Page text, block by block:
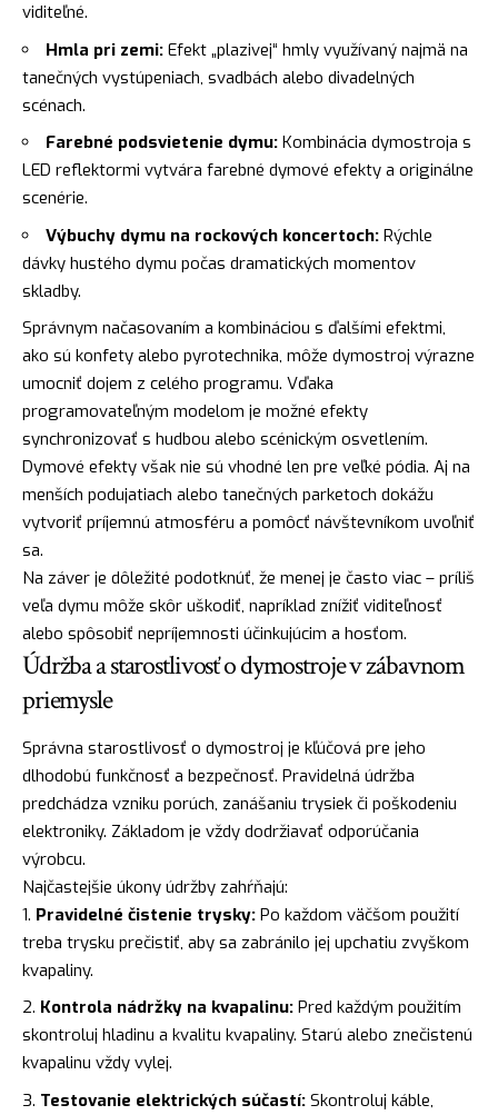
viditeľné.
Hmla pri zemi: Efekt „plazivej“ hmly využívaný najmä na
tanečných vystúpeniach, svadbách alebo divadelných
scénach.
Farebné podsvietenie dymu: Kombinácia dymostroja s
LED reflektormi vytvára farebné dymové efekty a originálne
scenérie.
Výbuchy dymu na rockových koncertoch: Rýchle
dávky hustého dymu počas dramatických momentov
skladby.
Správnym načasovaním a kombináciou s ďalšími efektmi,
ako sú konfety alebo pyrotechnika, môže dymostroj výrazne
umocniť dojem z celého programu. Vďaka
programovateľným modelom je možné efekty
synchronizovať s hudbou alebo scénickým osvetlením.
Dymové efekty však nie sú vhodné len pre veľké pódia. Aj na
menších podujatiach alebo tanečných parketoch dokážu
vytvoriť príjemnú atmosféru a pomôcť návštevníkom uvoľniť
sa.
Na záver je dôležité podotknúť, že menej je často viac – príliš
veľa dymu môže skôr uškodiť, napríklad znížiť viditeľnosť
alebo spôsobiť nepríjemnosti účinkujúcim a hosťom.
Údržba a starostlivosť o dymostroje v zábavnom
priemysle
Správna starostlivosť o dymostroj je kľúčová pre jeho
dlhodobú funkčnosť a bezpečnosť. Pravidelná údržba
predchádza vzniku porúch, zanášaniu trysiek či poškodeniu
elektroniky. Základom je vždy dodržiavať odporúčania
výrobcu.
Najčastejšie úkony údržby zahŕňajú:
Pravidelné čistenie trysky: Po každom väčšom použití
treba trysku prečistiť, aby sa zabránilo jej upchatiu zvyškom
kvapaliny.
Kontrola nádržky na kvapalinu: Pred každým použitím
skontroluj hladinu a kvalitu kvapaliny. Starú alebo znečistenú
kvapalinu vždy vylej.
Testovanie elektrických súčastí: Skontroluj káble,